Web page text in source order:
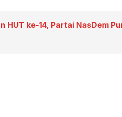
HUT ke-14, Partai NasDem